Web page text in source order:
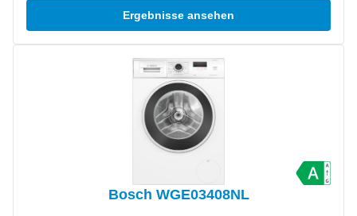
Ergebnisse ansehen
Bosch WGE03408NL